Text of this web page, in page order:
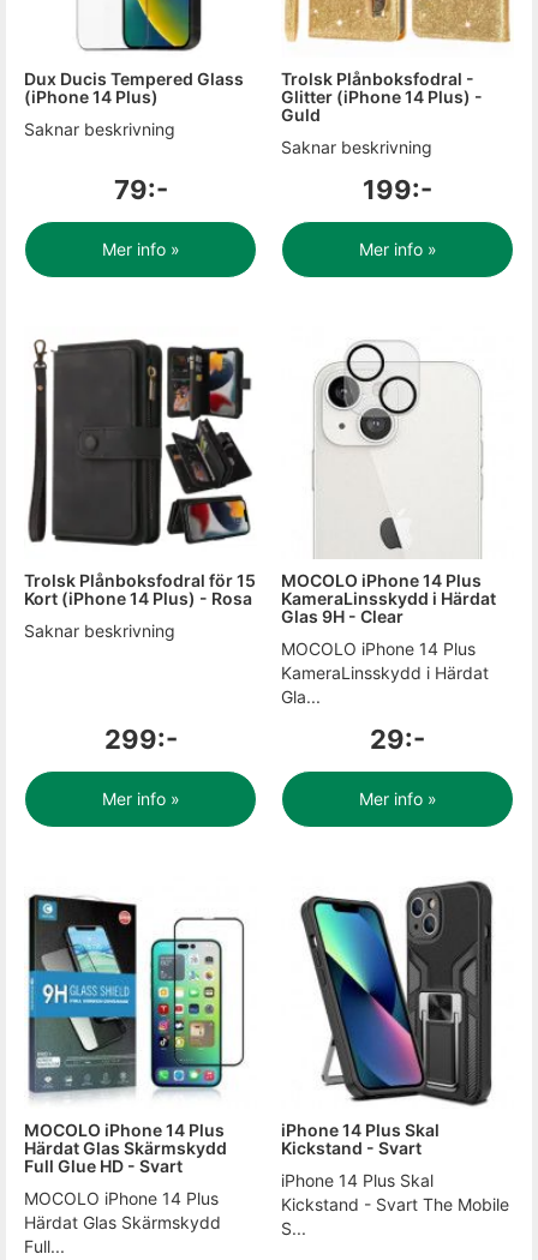
Dux Ducis Tempered Glass
(iPhone 14 Plus)
Saknar beskrivning
79:-
Mer info »
Trolsk Plånboksfodral -
Glitter (iPhone 14 Plus) -
Guld
Saknar beskrivning
199:-
Mer info »
Trolsk Plånboksfodral för 15
Kort (iPhone 14 Plus) - Rosa
Saknar beskrivning
299:-
Mer info »
MOCOLO iPhone 14 Plus
KameraLinsskydd i Härdat
Glas 9H - Clear
MOCOLO iPhone 14 Plus
KameraLinsskydd i Härdat
Gla...
29:-
Mer info »
MOCOLO iPhone 14 Plus
Härdat Glas Skärmskydd
Full Glue HD - Svart
MOCOLO iPhone 14 Plus
Härdat Glas Skärmskydd
Full...
iPhone 14 Plus Skal
Kickstand - Svart
iPhone 14 Plus Skal
Kickstand - Svart The Mobile
S...